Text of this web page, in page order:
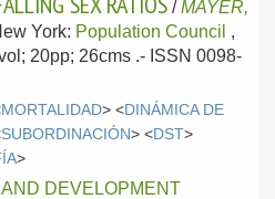
/MAYER,
York: Population Council ,
20pp; 26cms .- ISSN 0098-
MORTALIDAD> <DINÁMICA DE
SUBORDINACIÓN> <DST>
>
DEVELOPMENT